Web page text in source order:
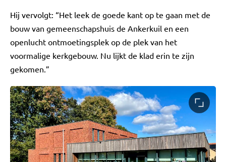
Hij vervolgt: “Het leek de goede kant op te gaan met de
bouw van gemeenschapshuis de Ankerkuil en een
openlucht ontmoetingsplek op de plek van het
voormalige kerkgebouw. Nu lijkt de klad erin te zijn
gekomen.”